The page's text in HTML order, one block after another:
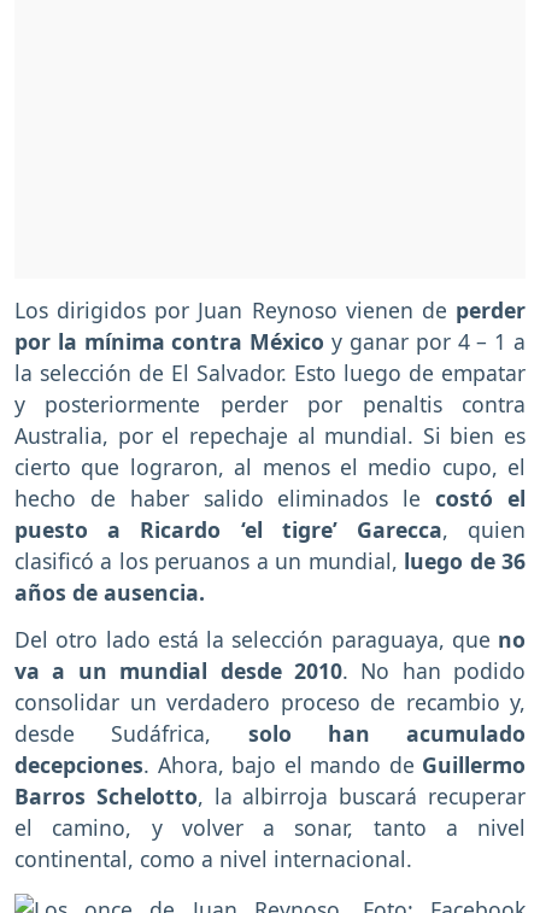
Los dirigidos por Juan Reynoso vienen de perder
por la mínima contra México y ganar por 4 – 1 a
la selección de El Salvador. Esto luego de empatar
y posteriormente perder por penaltis contra
Australia, por el repechaje al mundial. Si bien es
cierto que lograron, al menos el medio cupo, el
hecho de haber salido eliminados lecostó el
puesto a Ricardo ‘el tigre’ Garecca, quien
clasificó a los peruanos a un mundial, luego de 36
años de ausencia.
Del otro lado está la selección paraguaya, que no
va a un mundial desde 2010. No han podido
consolidar un verdadero proceso de recambio y,
desde Sudáfrica, solo han acumulado
decepciones. Ahora, bajo el mando de Guillermo
Barros Schelotto, la albirroja buscará recuperar
el camino, y volver a sonar, tanto a nivel
continental, como a nivel internacional.